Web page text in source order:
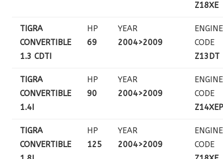
Z18XE
TIGRA
CONVERTIBLE
1.3 CDTI
HP
69
YEAR
2004>2009
ENGINE
CODE
Z13DT
TIGRA
CONVERTIBLE
1.4I
HP
90
YEAR
2004>2009
ENGINE
CODE
Z14XEP
TIGRA
CONVERTIBLE
HP
125
YEAR
2004>2009
ENGINE
CODE